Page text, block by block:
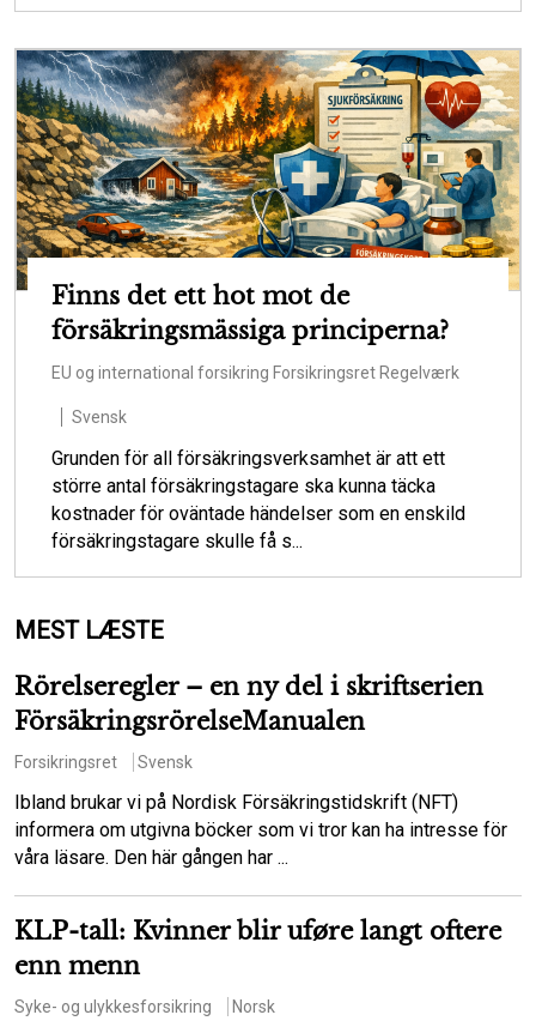
MEST LÆSTE
Rörelseregler – en ny del i skriftserien
FörsäkringsrörelseManualen
Forsikringsret Svensk
Ibland brukar vi på Nordisk Försäkringstidskrift (NFT)
informera om utgivna böcker som vi tror kan ha intresse för
våra läsare. Den här gången har ...
KLP-tall: Kvinner blir uføre langt oftere
enn menn
Syke- og ulykkesforsikring Norsk
Finns det ett hot mot de
försäkringsmässiga principerna?
EU og international forsikring ForsikringsretRegelværk
Svensk
Grunden för all försäkringsverksamhet är att ett
större antal försäkringstagare ska kunna täcka
kostnader för oväntade händelser som en enskild
försäkringstagare skulle få s...